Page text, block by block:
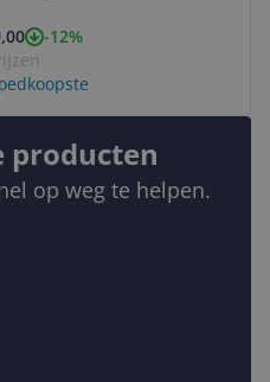
-12%
producten
op weg te helpen.